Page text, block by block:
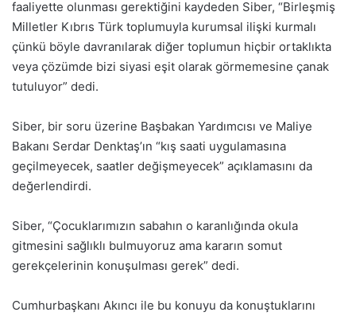
faaliyette olunması gerektiğini kaydeden Siber, “Birleşmiş
Milletler Kıbrıs Türk toplumuyla kurumsal ilişki kurmalı
çünkü böyle davranılarak diğer toplumun hiçbir ortaklıkta
veya çözümde bizi siyasi eşit olarak görmemesine çanak
tutuluyor” dedi.
Siber, bir soru üzerine Başbakan Yardımcısı ve Maliye
Bakanı Serdar Denktaş’ın “kış saati uygulamasına
geçilmeyecek, saatler değişmeyecek” açıklamasını da
değerlendirdi.
Siber, “Çocuklarımızın sabahın o karanlığında okula
gitmesini sağlıklı bulmuyoruz ama kararın somut
gerekçelerinin konuşulması gerek” dedi.
Cumhurbaşkanı Akıncı ile bu konuyu da konuştuklarını